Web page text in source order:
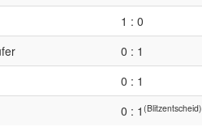
1 : 0
0 : 1
0 : 1
0 : 1 (Blitzentscheid)